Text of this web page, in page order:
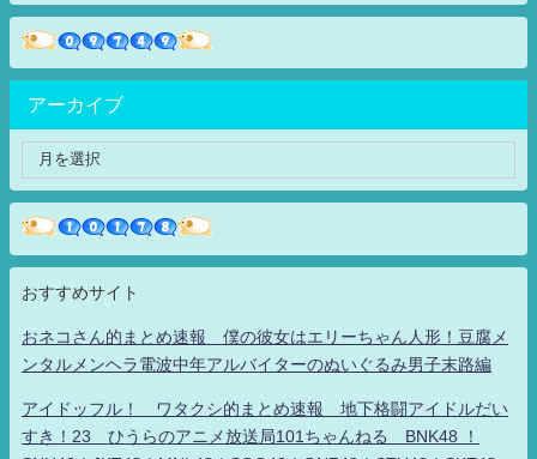
アーカイブ
おすすめサイト
おネコさん的まとめ速報 僕の彼女はエリーちゃん人形！豆腐メ
ンタルメンヘラ電波中年アルバイターのぬいぐるみ男子末路編
アイドッフル！ ワタクシ的まとめ速報 地下格闘アイドルだい
すき！23 ひうらのアニメ放送局101ちゃんねる BNK48 ！